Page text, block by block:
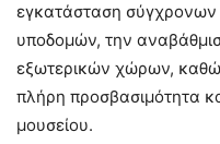
εγκατάσταση
υποδομών, την
εξωτερικών χώρων,
πλήρη προσβασιμότητα
μουσείου.